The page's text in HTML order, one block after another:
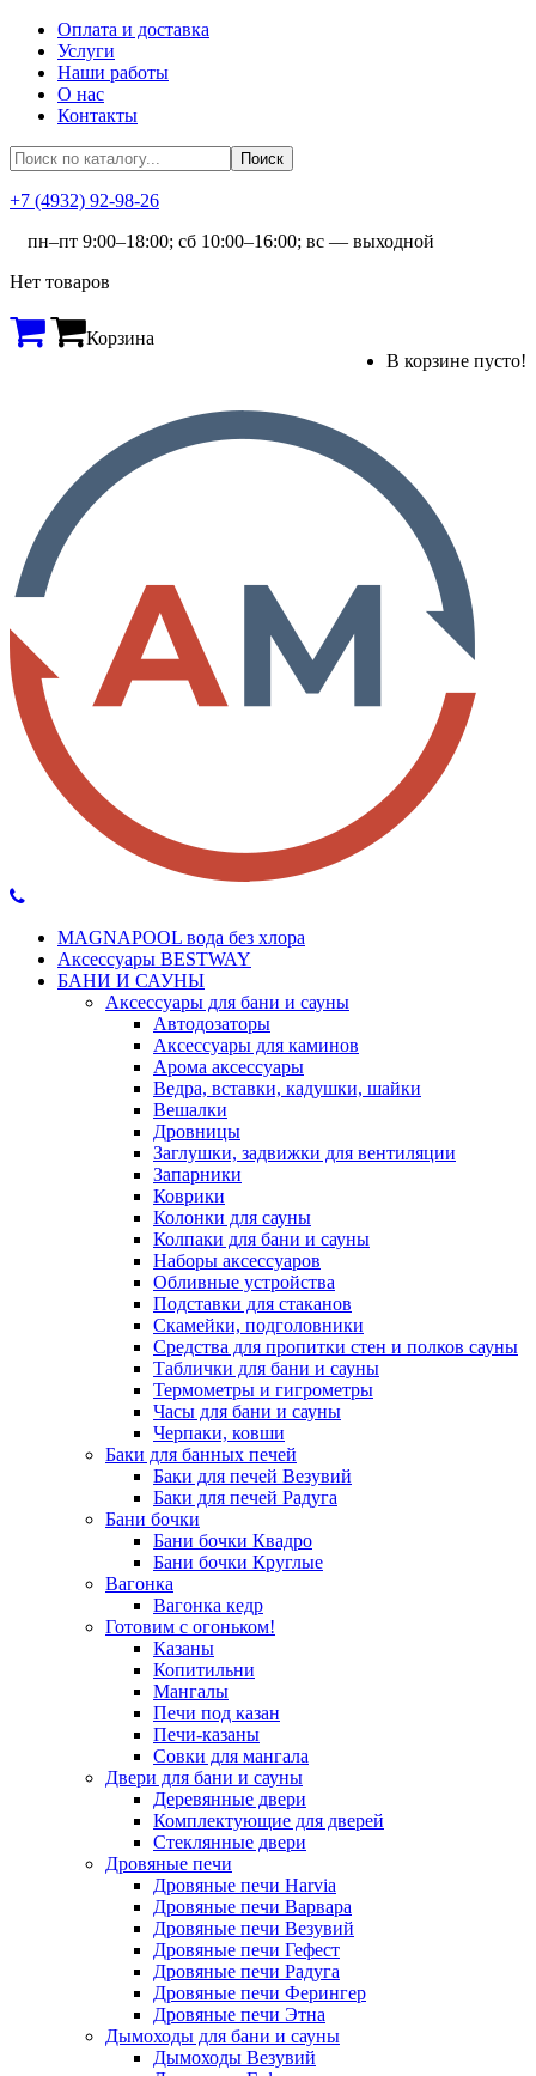
Оплата и доставка
Услуги
Наши работы
О нас
Контакты
+7 (4932) 92-98-26
пн–пт 9:00–18:00; сб 10:00–16:00; вс — выходной
Нет товаров
Корзина
В корзине пусто!
MAGNAPOOL вода без хлора
Аксессуары BESTWAY
БАНИ И САУНЫ
Аксессуары для бани и сауны
Автодозаторы
Аксессуары для каминов
Арома аксессуары
Ведра, вставки, кадушки, шайки
Вешалки
Дровницы
Заглушки, задвижки для вентиляции
Запарники
Коврики
Колонки для сауны
Колпаки для бани и сауны
Наборы аксессуаров
Обливные устройства
Подставки для стаканов
Скамейки, подголовники
Средства для пропитки стен и полков сауны
Таблички для бани и сауны
Термометры и гигрометры
Часы для бани и сауны
Черпаки, ковши
Баки для банных печей
Баки для печей Везувий
Баки для печей Радуга
Бани бочки
Бани бочки Квадро
Бани бочки Круглые
Вагонка
Вагонка кедр
Готовим с огоньком!
Казаны
Копитильни
Мангалы
Печи под казан
Печи-казаны
Совки для мангала
Двери для бани и сауны
Деревянные двери
Комплектующие для дверей
Стеклянные двери
Дровяные печи
Дровяные печи Harvia
Дровяные печи Варвара
Дровяные печи Везувий
Дровяные печи Гефест
Дровяные печи Радуга
Дровяные печи Ферингер
Дровяные печи Этна
Дымоходы для бани и сауны
Дымоходы Везувий